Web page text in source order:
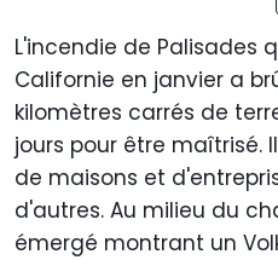
L'incendie de Palisades
Californie en janvier a
kilomètres carrés de
jours pour être maîtrisé.
de maisons et
d'autres. Au milieu du
émergé montrant un